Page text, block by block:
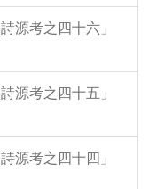
源考之四十六」
源考之四十五」
源考之四十四」